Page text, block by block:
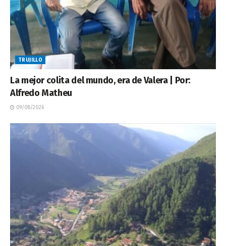
TRUJILLO
La mejor colita del mundo, era de Valera | Por:
Alfredo Matheu
09/08/2026